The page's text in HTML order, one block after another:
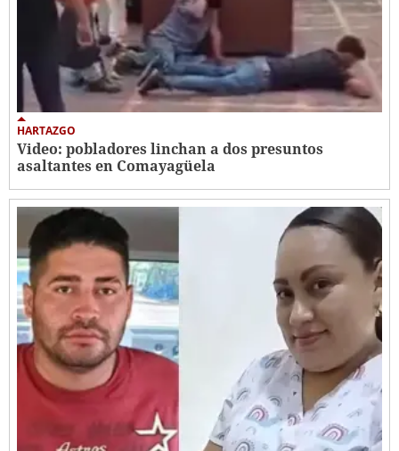
HARTAZGO
Video: pobladores linchan a dos presuntos
asaltantes en Comayagüela